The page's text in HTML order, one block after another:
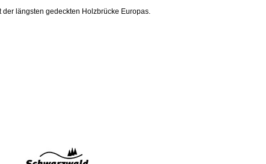
längsten gedeckten Holzbrücke Europas.